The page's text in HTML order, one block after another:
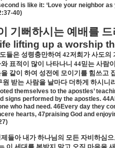
is like it: ‘Love your neighbor
40)
기뻐하시는 예배를
lifting up a worship
들은 성령충만하여 42저희가 사도의
표적이 많이 나타나니 44믿는 사람
같이 하여 성전에 모이기를 힘쓰고
원 받는 사람을 날마다 더하게 하시니
themselves to the apostles’
signs performed by the apostles.
who had need. 46Every day they
hearts, 47praising God and
들아 내가 하나님의 모든 자비하심